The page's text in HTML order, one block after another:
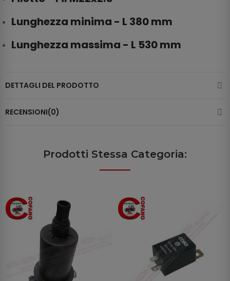
Lunghezza minima - L 380mm
Lunghezza massima - L 530mm
DETTAGLI DEL PRODOTTO
RECENSIONI(0)
Prodotti Stessa Categoria: